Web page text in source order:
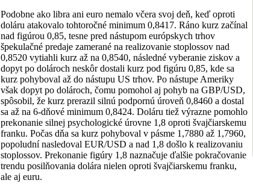
Podobne ako libra ani euro nemalo včera svoj deň, keď oproti
doláru atakovalo tohtoročné minimum 0,8417. Ráno kurz začínal
nad figúrou 0,85, tesne pred nástupom európskych trhov
špekulačné predaje zamerané na realizovanie stoplossov nad
0,8520 vytiahli kurz až na 0,8540, následné vyberanie ziskov a
dopyt po dolároch neskôr dostali kurz pod figúru 0,85, kde sa
kurz pohyboval až do nástupu US trhov. Po nástupe Ameriky
však dopyt po dolároch, čomu pomohol aj pohyb na GBP/USD,
spôsobil, že kurz prerazil silnú podpornú úroveň 0,8460 a dostal
sa až na 6-dňové minimum 0,8424. Doláru tiež výrazne pomohlo
prekonanie silnej psychologické úrovne 1,8 oproti švajčiarskemu
franku. Počas dňa sa kurz pohyboval v pásme 1,7880 až 1,7960,
popoludní nasledoval EUR/USD a nad 1,8 došlo k realizovaniu
stoplossov. Prekonanie figúry 1,8 naznačuje ďalšie pokračovanie
trendu posilňovania dolára nielen oproti švajčiarskemu franku,
ale aj euru.